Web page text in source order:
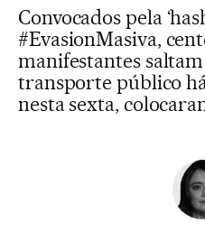
Convocados pela
#EvasionMasiva,
manifestantes
transporte público
nesta sexta,